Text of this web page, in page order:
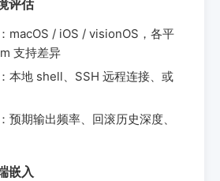
评估
macOS / iOS / visionOS，各平
支持差异
本地 shell、SSH 远程连接、或
预期输出频率、回滚历史深度、
嵌入